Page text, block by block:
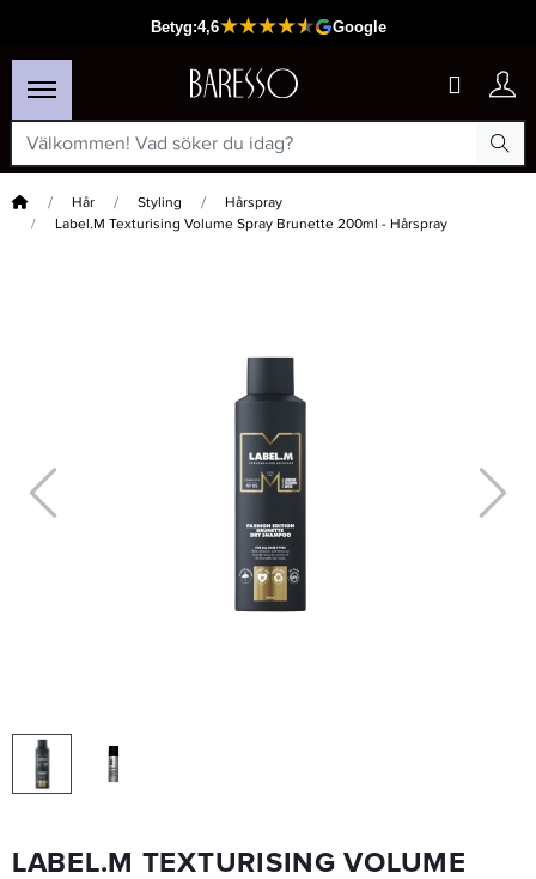
Hem Hår Styling
Hårspray
Label.M Texturising Volume Spray Brunette 200ml - Hårspray
Björk FORMA HÖJD Volume Mousse 200ml - Hårmousse
228,65 kr
LABEL.M TEXTURISING VOLUME